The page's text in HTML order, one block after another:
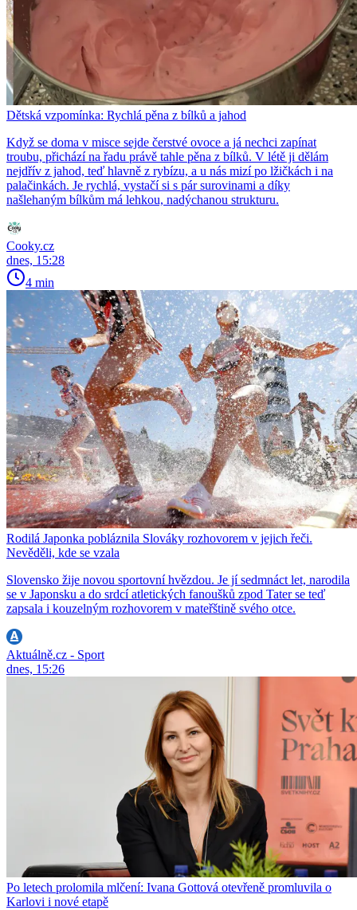
Dětská vzpomínka: Rychlá pěna z bílků a jahod
Když se doma v misce sejde čerstvé ovoce a já nechci zapínat
troubu, přichází na řadu právě tahle pěna z bílků. V létě ji dělám
nejdřív z jahod, teď hlavně z rybízu, a u nás mizí po lžičkách i na
palačinkách. Je rychlá, vystačí si s pár surovinami a díky
našlehaným bílkům má lehkou, nadýchanou strukturu.
Cooky.cz
dnes, 15:28
4 min
Rodilá Japonka pobláznila Slováky rozhovorem v jejich řeči.
Nevěděli, kde se vzala
Slovensko žije novou sportovní hvězdou. Je jí sedmnáct let, narodila
se v Japonsku a do srdcí atletických fanoušků zpod Tater se teď
zapsala i kouzelným rozhovorem v mateřštině svého otce.
Aktuálně.cz - Sport
dnes, 15:26
Po letech prolomila mlčení: Ivana Gottová otevřeně promluvila o
Karlovi i nové etapě